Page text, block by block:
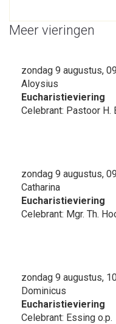
Meer vieringen
zondag 9 augustus,
Aloysius
Eucharistieviering
Celebrant: Pastoor H.
zondag 9 augustus,
Catharina
Eucharistieviering
Celebrant: Mgr. Th.
zondag 9 augustus,
Dominicus
Eucharistieviering
Celebrant: Essing o.p.